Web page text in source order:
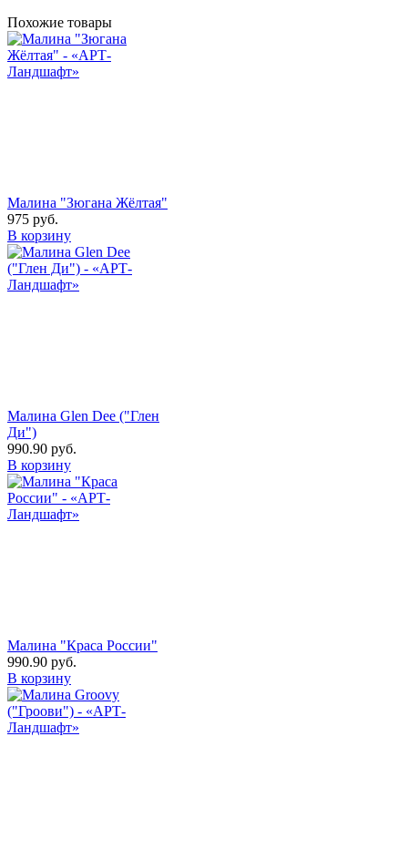
Похожие товары
Малина "Зюгана Жёлтая"
975 руб.
В корзину
Малина Glen Dee ("Глен
Ди")
990.90 руб.
В корзину
Малина "Краса России"
990.90 руб.
В корзину